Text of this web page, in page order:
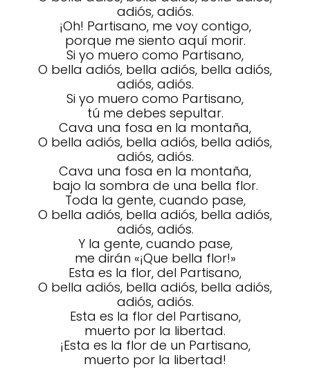
adiós, adiós.
¡Oh! Partisano, me voy contigo,
porque me siento aquí morir.
Si yo muero como Partisano,
O bella adiós, bella adiós, bella adiós,
adiós, adiós.
Si yo muero como Partisano,
tú me debes sepultar.
Cava una fosa en la montaña,
O bella adiós, bella adiós, bella adiós,
adiós, adiós.
Cava una fosa en la montaña,
bajo la sombra de una bella flor.
Toda la gente, cuando pase,
O bella adiós, bella adiós, bella adiós,
adiós, adiós.
Y la gente, cuando pase,
me dirán «¡Que bella flor!»
Esta es la flor, del Partisano,
O bella adiós, bella adiós, bella adiós,
adiós, adiós.
Esta es la flor del Partisano,
muerto por la libertad.
¡Esta es la flor de un Partisano,
muerto por la libertad!